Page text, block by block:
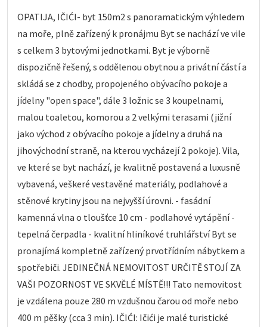
OPATIJA, IČIĆI- byt 150m2 s panoramatickým výhledem
na moře, plně zařízený k pronájmu Byt se nachází ve vile
s celkem 3 bytovými jednotkami. Byt je výborně
dispozičně řešený, s oddělenou obytnou a privátní částí a
skládá se z chodby, propojeného obývacího pokoje a
jídelny "open space", dále 3 ložnic se 3 koupelnami,
malou toaletou, komorou a 2 velkými terasami (jižní
jako východ z obývacího pokoje a jídelny a druhá na
jihovýchodní straně, na kterou vycházejí 2 pokoje). Vila,
ve které se byt nachází, je kvalitně postavená a luxusně
vybavená, veškeré vestavěné materiály, podlahové a
stěnové krytiny jsou na nejvyšší úrovni. - fasádní
kamenná vlna o tloušťce 10 cm - podlahové vytápění -
tepelná čerpadla - kvalitní hliníkové truhlářství Byt se
pronajímá kompletně zařízený prvotřídním nábytkem a
spotřebiči. JEDINEČNÁ NEMOVITOST URČITĚ STOJÍ ZA
VAŠI POZORNOST VE SKVĚLÉ MÍSTĚ!!! Tato nemovitost
je vzdálena pouze 280 m vzdušnou čarou od moře nebo
400 m pěšky (cca 3 min). IČIĆI: Ičići je malé turistické